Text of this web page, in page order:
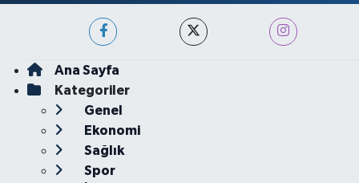
Ana Sayfa
Kategoriler
Genel
Ekonomi
Sağlık
Spor